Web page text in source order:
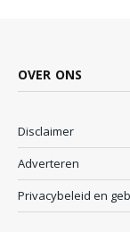
OVER ONS
Disclaimer
Adverteren
Privacybeleid en